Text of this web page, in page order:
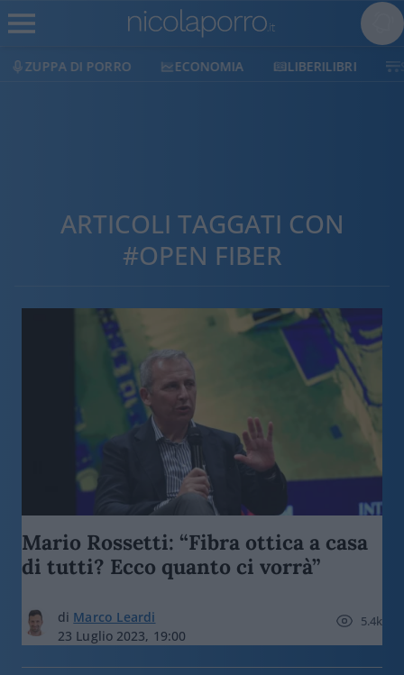
ZUPPA DI PORRO ECONOMIA LIBERILIBRI
ARTICOLI TAGGATI CON
#OPEN FIBER
Mario Rossetti: “Fibra ottica a casa
di tutti? Ecco quanto ci vorrà”
di Marco Leardi
23 Luglio 2023, 19:00
5.4k